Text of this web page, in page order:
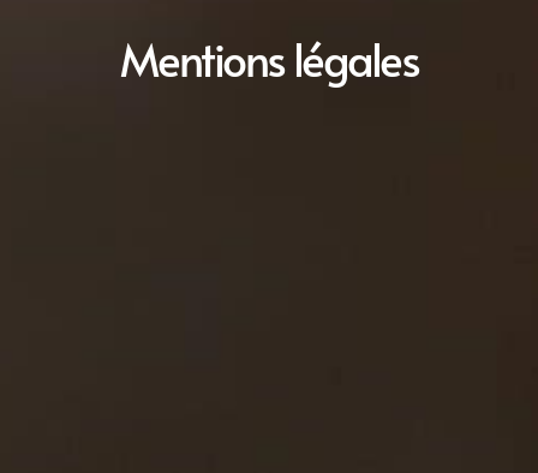
Mentions légales